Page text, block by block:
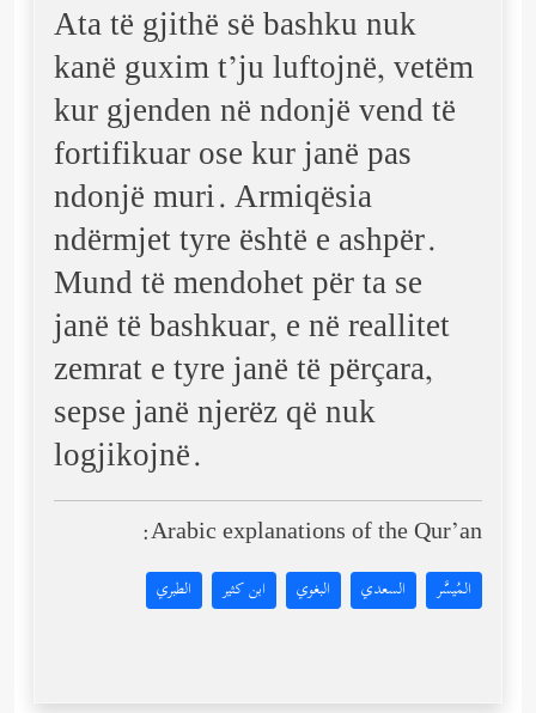
Ata të gjithë së bashku nuk
kanë guxim t’ju luftojnë, vetëm
kur gjenden në ndonjë vend të
fortifikuar ose kur janë pas
ndonjë muri. Armiqësia
ndërmjet tyre është e ashpër.
Mund të mendohet për ta se
janë të bashkuar, e në reallitet
zemrat e tyre janë të përçara,
sepse janë njerëz që nuk
logjikojnë.
Arabic explanations of the Qur’an:
المُيسَّر السعدي البغوي ابن كثير الطبري